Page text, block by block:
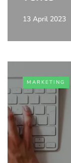
13 April 2023
MARKETING